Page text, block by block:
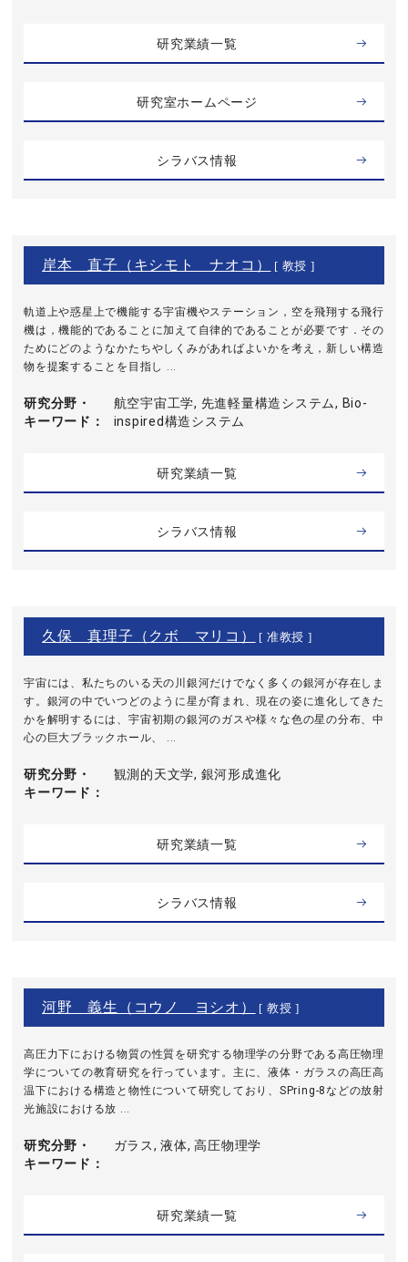
研究業績一覧
研究室ホームページ
シラバス情報
岸本 直子（キシモト ナオコ） [ 教授 ]
軌道上や惑星上で機能する宇宙機やステーション，空を飛翔する飛行
機は，機能的であることに加えて自律的であることが必要です．その
ためにどのようなかたちやしくみがあればよいかを考え，新しい構造
物を提案することを目指し ...
研究分野・
キーワード
航空宇宙工学, 先進軽量構造システム, Bio-
inspired構造システム
研究業績一覧
シラバス情報
久保 真理子（クボ マリコ） [ 准教授 ]
宇宙には、私たちのいる天の川銀河だけでなく多くの銀河が存在しま
す。銀河の中でいつどのように星が育まれ、現在の姿に進化してきた
かを解明するには、宇宙初期の銀河のガスや様々な色の星の分布、中
心の巨大ブラックホール、 ...
研究分野・
キーワード
観測的天文学, 銀河形成進化
研究業績一覧
シラバス情報
河野 義生（コウノ ヨシオ） [ 教授 ]
高圧力下における物質の性質を研究する物理学の分野である高圧物理
学についての教育研究を行っています。主に、液体・ガラスの高圧高
温下における構造と物性について研究しており、SPring-8などの放射
光施設における放 ...
研究分野・
キーワード
ガラス, 液体, 高圧物理学
研究業績一覧